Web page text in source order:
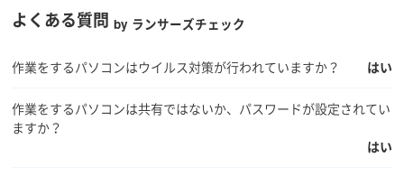
よくある質問by ランサーズチェック
作業をするパソコンはウイルス対策が行われていますか？ はい
作業をするパソコンは共有ではないか、パスワードが設定されてい
ますか？
はい